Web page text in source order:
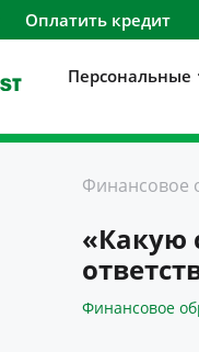
Оплатить кредит
Персональные
Финансовое
«Какую
Финансовое